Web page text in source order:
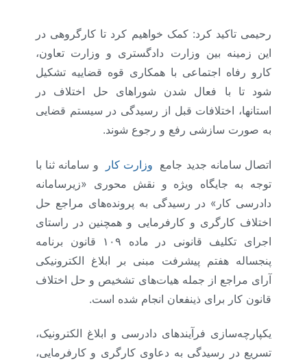
رحیمی تاکید کرد: کمک خواهیم کرد تا کارگروهی در
این زمینه بین وزارت دادگستری و وزارت تعاون،
کارو رفاه اجتماعی با همکاری قوه قضاییه تشکیل
شود تا با فعال شدن شوراهای حل اختلاف در
استانها، اختلافات قبل از رسیدگی در سیستم قضایی
به صورت سازشی رفع و رجوع شوند.
اتصال سامانه جدید جامع وزارت کار
و سامانه ثنا با
توجه به جایگاه ویژه و نقش محوری «زیرسامانه
دادرسی کار» در رسیدگی به پرونده‌های مراجع حل
اختلاف کارگری و کارفرمایی و همچنین در راستای
اجرای تکلیف قانونی در ماده ۱۰۹ قانون برنامه
پنجساله هفتم پیشرفت مبنی بر ابلاغ الکترونیکی
آرای مراجع از جمله هیات‌های تشخیص و حل اختلاف
قانون کار برای ذینفعان انجام شده است.
یکپارچه‌سازی فرآیندهای دادرسی و ابلاغ الکترونیک،
تسریع در رسیدگی به دعاوی کارگری و کارفرمایی،